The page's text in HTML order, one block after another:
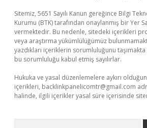
Sitemiz, 5651 Sayılı Kanun gereğince Bilgi
Kurumu (BTK) tarafından onaylanmış bir Yer
vermektedir. Bu nedenle, sitedeki içerikleri
veya araştırma yükümlülüğümüz
yazdıkları içeriklerin sorumluluğunu
bu sorumluluğu kabul etmiş sayılırlar.
Hukuka ve yasal düzenlemelere aykırı
içerikleri, backlinkpanelicomtr@gmail.com
halinde, ilgili içerikler yasal süre içerisinde